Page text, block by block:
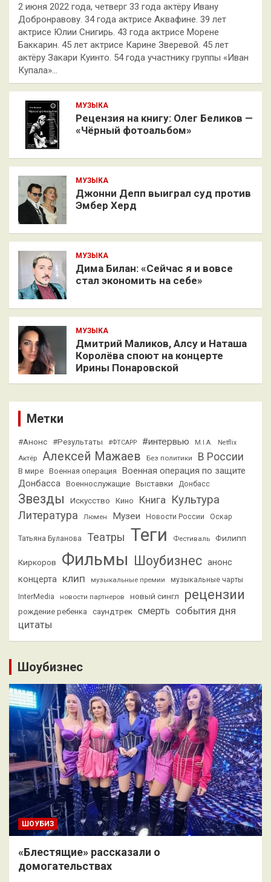
2 июня 2022 года, четверг 33 года актёру Ивану
Добронравову. 34 года актрисе Аквафине. 39 лет
актрисе Юлии Снигирь. 43 года актрисе Морене
Баккарин. 45 лет актрисе Карине Зверевой. 45 лет
актёру Закари Куинто. 54 года участнику группы «Иван
Купала»…
МУЗЫКА
Рецензия на книгу: Олег Беликов —
«Чёрный фотоальбом»
МУЗЫКА
Джонни Депп выиграл суд против
Эмбер Херд
МУЗЫКА
Дима Билан: «Сейчас я и вовсе
стал экономить на себе»
МУЗЫКА
Дмитрий Маликов, Алсу и Наташа
Королёва споют на концерте
Ирины Понаровской
Метки
#Анонс #Результаты #ФТСАРР #интервью M.I.A. Netflix
Актёр Алексей Мажаев Без политики В России
В мире Военная операция
Военная операция по защите
Донбасса Военнослужащие Выставки Донбасс
Звезды Искусство Кино Книга Культура
Литература Люмен Музеи Новости России Оскар
Татьяна Буланова Театры Теги Фестиваль Филипп
Киркоров Фильмы Шоубизнес анонс
концерта клип музыкальные премии
музыкальные чарты
InterMedia
новости партнеров новый сингл рецензии
рождение ребенка саундтрек смерть события дня
цитаты
Шоубизнес
ШОУБИЗ
«Блестящие» рассказали о
домогательствах